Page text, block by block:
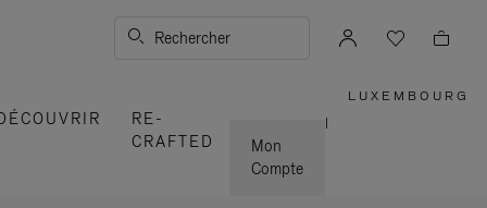
Rechercher
RE-
CRAFTED
Mon
Compte
LUXEMBOURG
|